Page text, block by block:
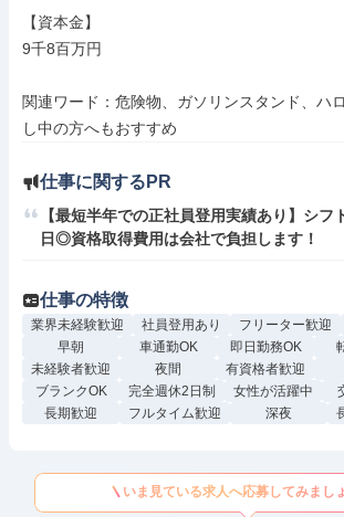
【資本金】
9千8百万円
関連ワード：危険物、ガソリンスタンド、ハ
し中の方へもおすすめ
仕事に関するPR
【最短半年での正社員登用実績あり】シフ
日◎資格取得費用は会社で負担します！
仕事の特徴
業界未経験歓迎 社員登用あり フリーター歓迎
早朝
車通勤OK 即日勤務OK
未経験者歓迎
夜間 有資格者歓迎
ブランクOK
完全週休2日制 女性が活躍中
長期歓迎
フルタイム歓迎 深夜
いま見ている求人へ応募してみまし